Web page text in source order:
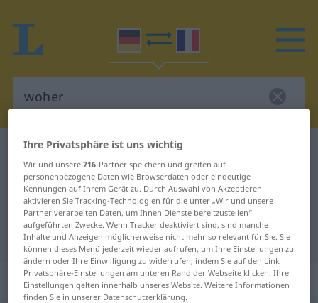
Deutsch-Französisch Wörterbuch
Deutsch-Französisch Übersetzung
für "woher"
"woher" Französisch Übersetzung
„woher“: Adverb
Ihre Privatsphäre ist uns wichtig
Wir und unsere716-Partner speichern und greifen auf
personenbezogene Daten wie Browserdaten oder eindeutige
Kennungen auf Ihrem Gerät zu. Durch Auswahl von Akzeptieren
aktivieren Sie Tracking-Technologien für die unter „Wir und unsere
Partner verarbeiten Daten, um Ihnen Dienste bereitzustellen“
aufgeführten Zwecke. Wenn Tracker deaktiviert sind, sind manche
Inhalte und Anzeigen möglicherweise nicht mehr so relevant für Sie. Sie
können dieses Menü jederzeit wieder aufrufen, um Ihre Einstellungen zu
ändern oder Ihre Einwilligung zu widerrufen, indem Sie auf den Link
Privatsphäre-Einstellungen am unteren Rand der Webseite klicken. Ihre
Einstellungen gelten innerhalb unseres Website. Weitere Informationen
finden Sie in unserer Datenschutzerklärung.